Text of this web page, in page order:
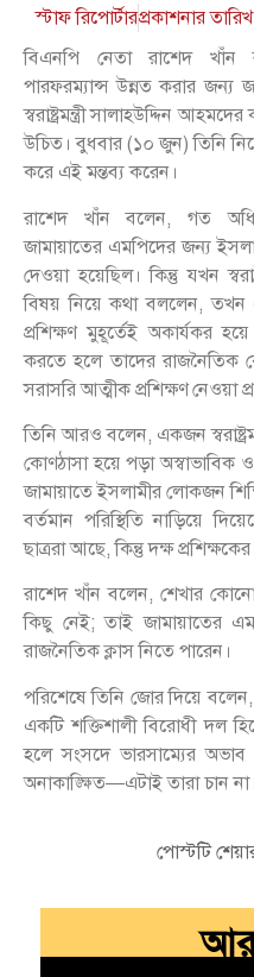
স্টাফ রিপোর্টারপ্রকাশনার
বিএনপি নেতা রাশেদ খাঁন
পারফরম্যান্স উন্নত করার জন্য
স্বরাষ্ট্রমন্ত্রী সালাহউদ্দিন
উচিত। বুধবার (১০ জুন) তিনি
করে এই মন্তব্য করেন।
রাশেদ খাঁন বলেন, গত
জামায়াতের এমপিদের জন্য
দেওয়া হয়েছিল। কিন্তু যখন
বিষয় নিয়ে কথা বললেন, তখন
প্রশিক্ষণ মুহূর্তেই অকার্যকর
করতে হলে তাদের রাজনৈতিক
সরাসরি আত্মীক প্রশিক্ষণ নেওয়া
তিনি আরও বলেন, একজন
কোণঠাসা হয়ে পড়া অস্বাভাবিক
জামায়াতে ইসলামীর লোকজন
বর্তমান পরিস্থিতি নাড়িয়ে
ছাত্ররা আছে, কিন্তু দক্ষ
রাশেদ খাঁন বলেন, শেখার
কিছু নেই; তাই জামায়াতের
রাজনৈতিক ক্লাস নিতে পারেন।
পরিশেষে তিনি জোর দিয়ে
একটি শক্তিশালী বিরোধী দল
হলে সংসদে ভারসাম্যের
অনাকাঙ্ক্ষিত—এটাই তারা চান না।
পোস্টটি